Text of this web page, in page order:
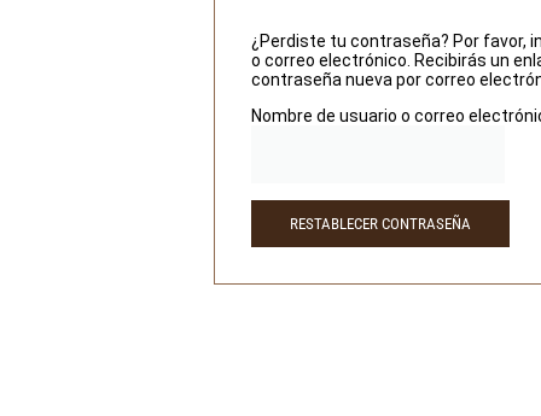
¿Perdiste tu contraseña? Por favor,
o correo electrónico. Recibirás un
contraseña nueva por correo
Nombre de usuario o correo
RESTABLECER CONTRASEÑA